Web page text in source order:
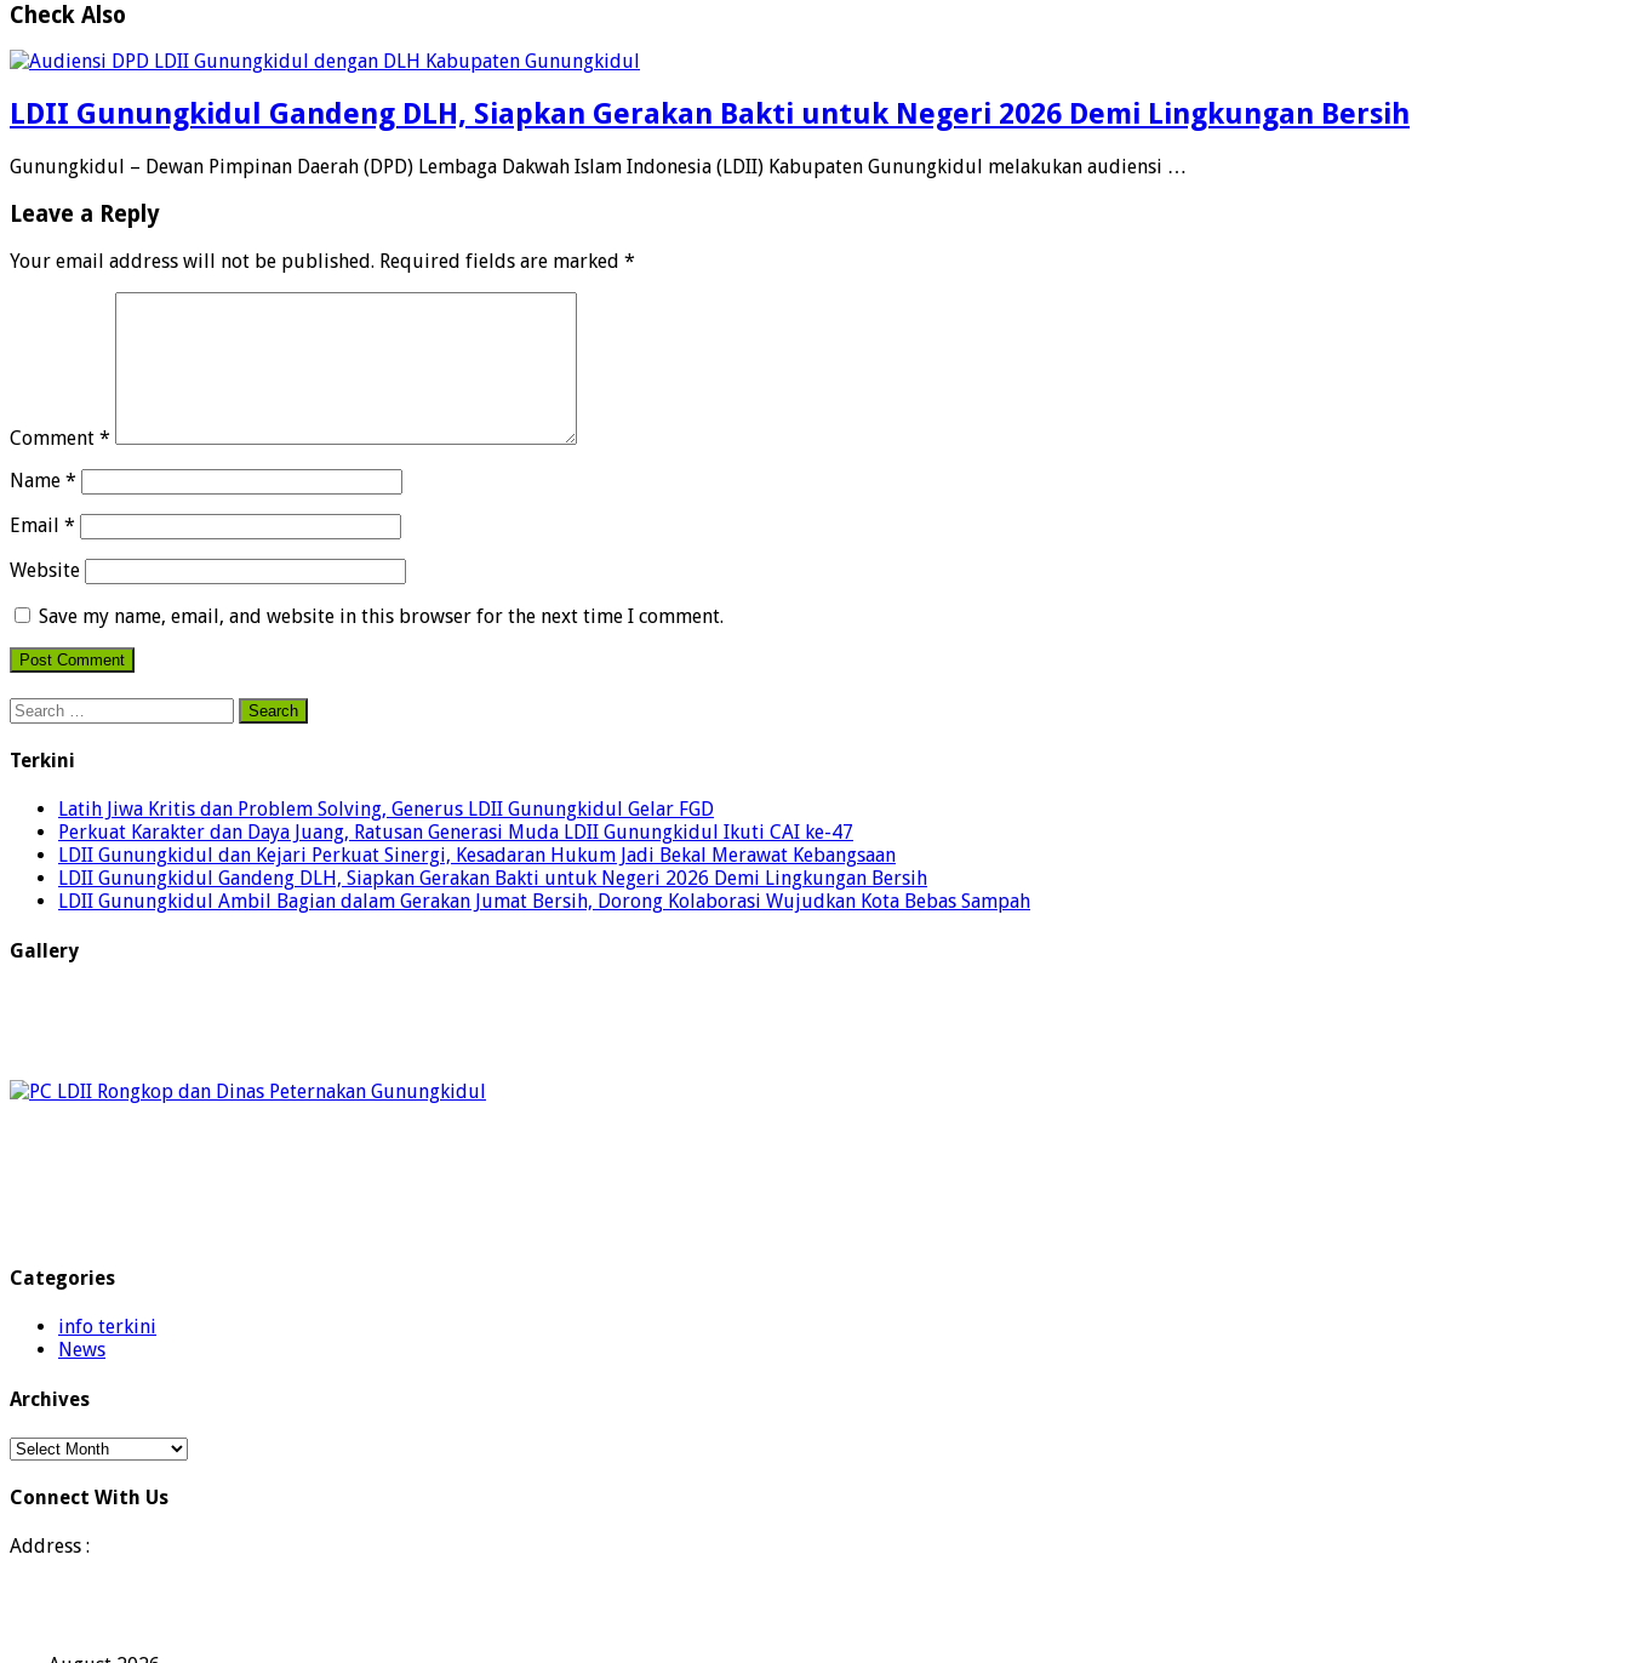
Check Also
LDII Gunungkidul Gandeng DLH, Siapkan Gerakan Bakti untuk Negeri 2026 Demi Lingkungan Bersih
Gunungkidul – Dewan Pimpinan Daerah (DPD) Lembaga Dakwah Islam Indonesia (LDII) Kabupaten Gunungkidul melakukan audiensi …
Leave a Reply
Your email address will not be published. Required fields are marked *
Comment *
Name *
Email *
Website
Save my name, email, and website in this browser for the next time I comment.
Search
for:
Terkini
Latih Jiwa Kritis dan Problem Solving, Generus LDII Gunungkidul Gelar FGD
Perkuat Karakter dan Daya Juang, Ratusan Generasi Muda LDII Gunungkidul Ikuti CAI ke-47
LDII Gunungkidul dan Kejari Perkuat Sinergi, Kesadaran Hukum Jadi Bekal Merawat Kebangsaan
LDII Gunungkidul Gandeng DLH, Siapkan Gerakan Bakti untuk Negeri 2026 Demi Lingkungan Bersih
LDII Gunungkidul Ambil Bagian dalam Gerakan Jumat Bersih, Dorong Kolaborasi Wujudkan Kota Bebas Sampah
Gallery
Categories
info terkini
News
Archives
Archives
Connect With Us
Address :